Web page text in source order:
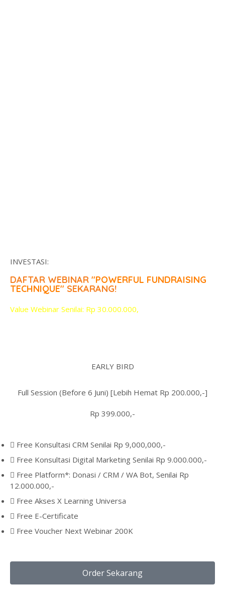
INVESTASI:
DAFTAR WEBINAR "POWERFUL FUNDRAISING
TECHNIQUE" SEKARANG!
Value Webinar Senilai: Rp 30.000.000,
EARLY BIRD
Full Session (Before 6 Juni) [Lebih Hemat Rp 200.000,-]
Rp 399.000,-
Free Konsultasi CRM Senilai Rp 9,000,000,-
Free Konsultasi Digital Marketing Senilai Rp 9.000.000,-
Free Platform*: Donasi / CRM / WA Bot, Senilai Rp
12.000.000,-
Free Akses X Learning Universa
Free E-Certificate
Free Voucher Next Webinar 200K
Order Sekarang